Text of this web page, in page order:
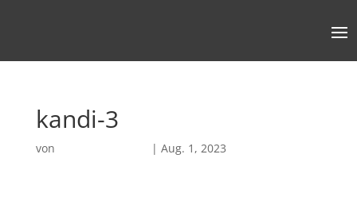
kandi-3
von | Aug. 1, 2023